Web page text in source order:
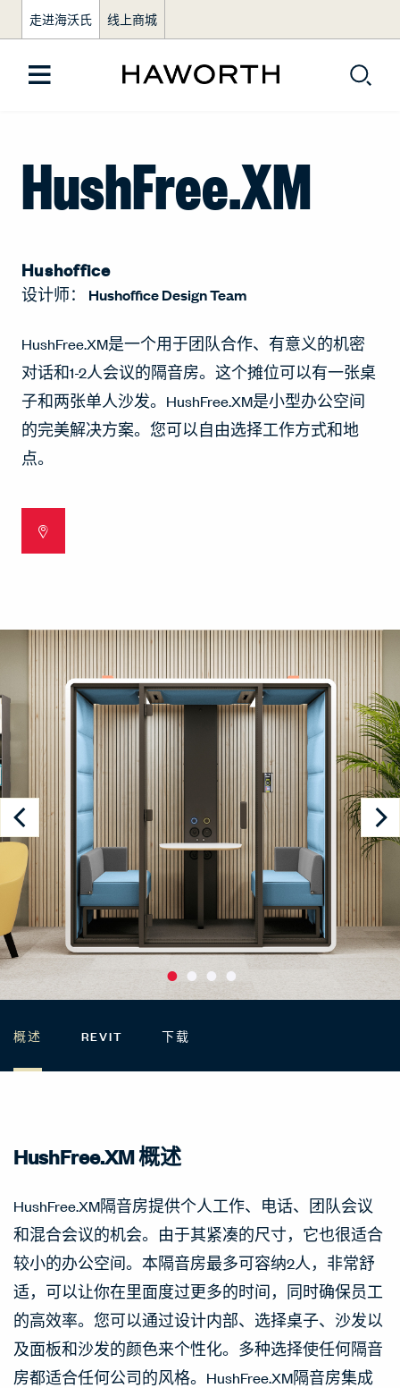
走进海沃氏 线上商城
HushFree.XM
Hushoffice
设计师： Hushoffice Design Team
HushFree.XM是一个用于团队合作、有意义的机密
对话和1-2人会议的隔音房。这个摊位可以有一张桌
子和两张单人沙发。HushFree.XM是小型办公空间
的完美解决方案。您可以自由选择工作方式和地
点。
概述 REVIT 下载
HushFree.XM 概述
HushFree.XM隔音房提供个人工作、电话、团队会议
和混合会议的机会。由于其紧凑的尺寸，它也很适合
较小的办公空间。本隔音房最多可容纳2人，非常舒
适，可以让你在里面度过更多的时间，同时确保员工
的高效率。您可以通过设计内部、选择桌子、沙发以
及面板和沙发的颜色来个性化。多种选择使任何隔音
房都适合任何公司的风格。HushFree.XM隔音房集成